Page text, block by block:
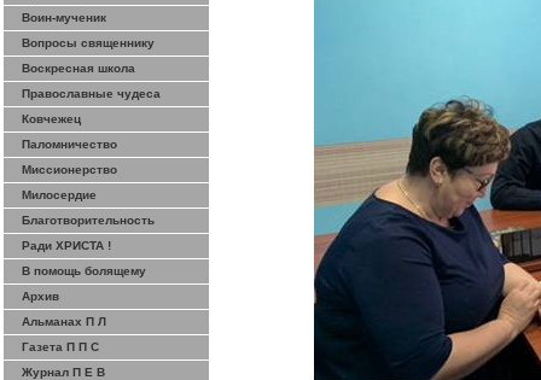
Воин-мученик
Вопросы священнику
Воскресная школа
Православные чудеса
Ковчежец
Паломничество
Миссионерство
Милосердие
Благотворительность
Ради ХРИСТА !
В помощь болящему
Архив
Альманах П Л
Газета П П С
Журнал П Е В